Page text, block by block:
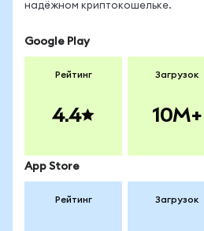
надёжном криптокошельке.
Google Play
Рейтинг
4.4
Загрузок
10M+
App Store
Рейтинг Загрузок